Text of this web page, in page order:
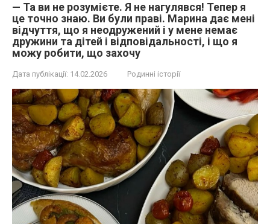
— Та ви не розумієте. Я не нагулявся! Тепер я
це точно знаю. Ви були праві. Марина дає мені
відчуття, що я неодружений і у мене немає
дружини та дітей і відповідальності, і що я
можу робити, що захочу
Дата публікації: 14.02.2026 Родинні історії